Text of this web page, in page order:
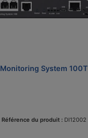
Monitoring System 100T
Référence du produit : DI12002